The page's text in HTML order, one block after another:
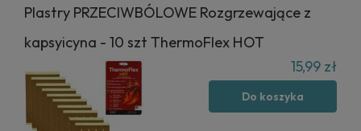
Plastry PRZECIWBÓLOWE Rozgrzewające z
kapsyicyna - 10 szt ThermoFlex HOT
15,99 zł
Do koszyka